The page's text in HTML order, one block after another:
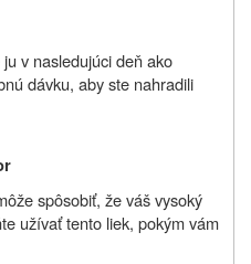
v nasledujúci deň ako
dávku, aby ste nahradili
spôsobiť, že váš vysoký
užívať tento liek, pokým vám